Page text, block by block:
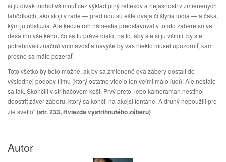
si ju divák mohol všimnúť cez výklad plný reflexov a nejasností v zmienených
lahôdkach, ako stojí v rade — pred ňou sú ešte dvaja či štyria ľudia — a čaká,
kým ju obslúžia. Ale keďže roh námestia predstavoval v tomto zábere sotva
desatinu všetkého, čo sa tu práve dialo, na to, aby ste si ju všimli, by ste
potrebovali značnú vnímavosť a navyše by vás niekto musel upozorniť, kam
presne sa máte pozerať.
Toto všetko by bolo možné, ak by sa zmienené dva zábery dostali do
výslednej podoby filmu (ktorý ostatne videlo len veľmi málo ľudí). Ale nestalo
sa tak. Skončili v strihačovom koši. Prvý preto, lebo kameraman nestihol
doostriť záver záberu, ktorý sa končil na akejsi fontáne. A druhý nepoužili pre
zlé svetlo“(str. 233, Hviezda vystrihnutého záberu)
Autor